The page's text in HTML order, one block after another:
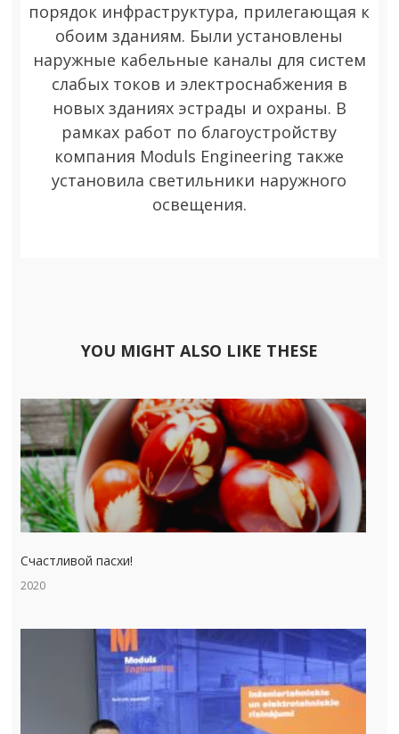
порядок инфраструктура, прилегающая к
обоим зданиям. Были установлены
наружные кабельные каналы для систем
слабых токов и электроснабжения в
новых зданиях эстрады и охраны. В
рамках работ по благоустройству
компания Moduls Engineering также
установила светильники наружного
освещения.
YOU MIGHT ALSO LIKE THESE
Счастливой пасхи!
2020